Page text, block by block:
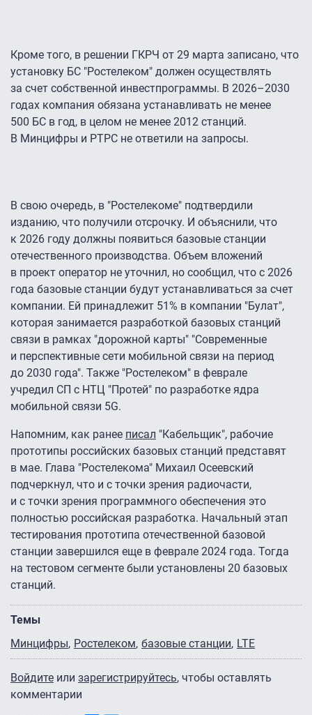
Кроме того, в решении ГКРЧ от 29 марта записано, что
установку БС "Ростелеком" должен осуществлять
за счет собственной инвестпрограммы. В 2026–2030
годах компания обязана устанавливать не менее
500 БС в год, в целом не менее 2012 станций.
В Минцифры и РТРС не ответили на запросы.
В свою очередь, в "Ростелекоме" подтвердили
изданию, что получили отсрочку. И объяснили, что
к 2026 году должны появиться базовые станции
отечественного производства. Объем вложений
в проект оператор не уточнил, но сообщил, что с 2026
года базовые станции будут устанавливаться за счет
компании. Ей принадлежит 51% в компании "Булат",
которая занимается разработкой базовых станций
связи в рамках "дорожной карты" "Современные
и перспективные сети мобильной связи на период
до 2030 года". Также "Ростелеком" в феврале
учредил СП с НТЦ "Протей" по разработке ядра
мобильной связи 5G.
Напомним, как ранее писал "Кабельщик", рабочие
прототипы российских базовых станций представят
в мае. Глава "Ростелекома" Михаил Осеевский
подчеркнул, что и с точки зрения радиочасти,
и с точки зрения программного обеспечения это
полностью российская разработка. Начальный этап
тестирования прототипа отечественной базовой
станции завершился еще в феврале 2024 года. Тогда
на тестовом сегменте были установлены 20 базовых
станций.
Темы
Минцифры Ростелеком базовые станции LTE
Войдите или зарегистрируйтесь, чтобы оставлять
комментарии